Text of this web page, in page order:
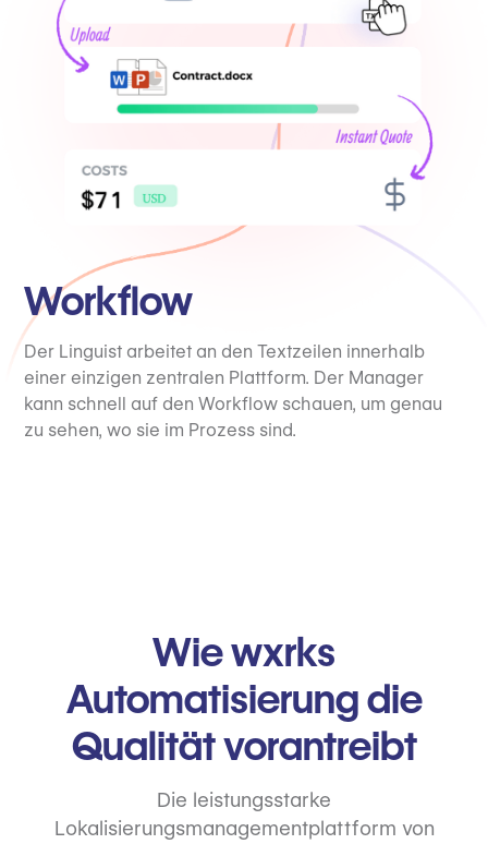
Workflow
Der Linguist arbeitet an den Textzeilen innerhalb
einer einzigen zentralen Plattform. Der Manager
kann schnell auf den Workflow schauen, um genau
zu sehen, wo sie im Prozess sind.
Wie wxrks
Automatisierung die
Qualität vorantreibt
Die leistungsstarke
Lokalisierungsmanagementplattform von